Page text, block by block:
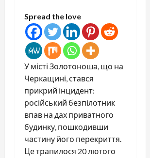
Spread the love
У місті Золотоноша, що на
Черкащині, стався
прикрий інцидент:
російський безпілотник
впав на дах приватного
будинку, пошкодивши
частину його перекриття.
Це трапилося 20 лютого